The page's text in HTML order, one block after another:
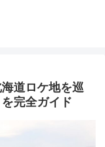
道ロケ地を巡
完全ガイド